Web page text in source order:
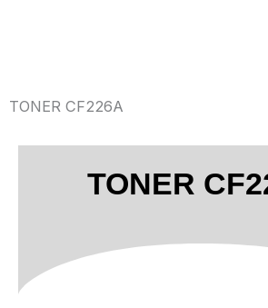
TONER CF226A
TONER